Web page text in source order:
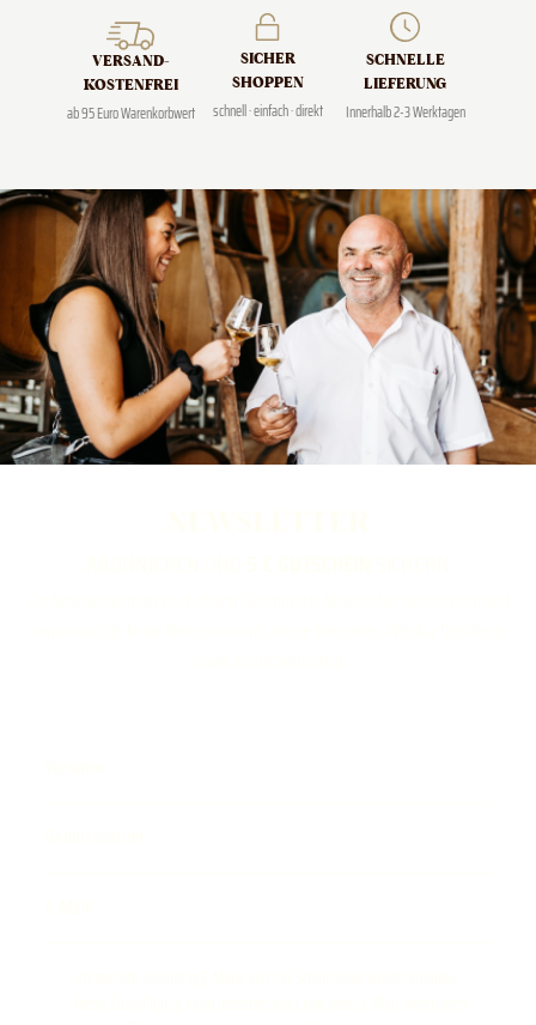
VERSAND­
KOSTENFREI
ab 95 Euro Warenkorbwert
SICHER
SHOPPEN
schnell · einfach · direkt
SCHNELLE
LIEFERUNG
Innerhalb 2-3 Werktagen